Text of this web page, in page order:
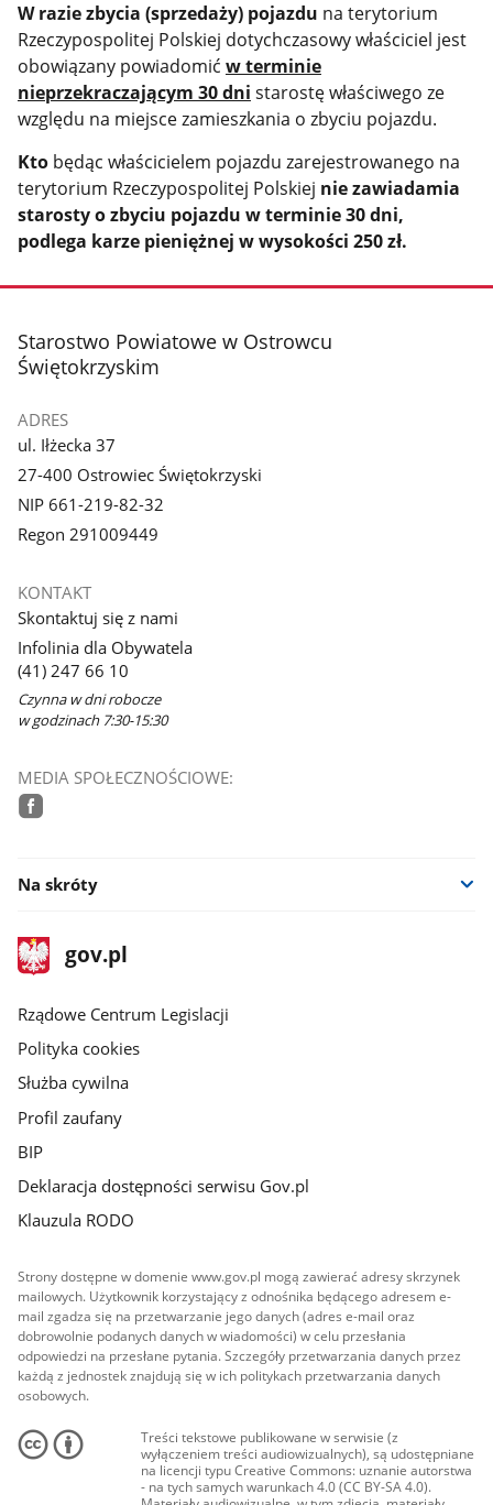
W razie zbycia (sprzedaży) pojazdu na terytorium
Rzeczypospolitej Polskiej dotychczasowy właściciel jest
obowiązany powiadomić w terminie
nieprzekraczającym 30 dni starostę właściwego ze
względu na miejsce zamieszkania o zbyciu pojazdu.
Kto będąc właścicielem pojazdu zarejestrowanego na
terytorium Rzeczypospolitej Polskiej nie zawiadamia
starosty o zbyciu pojazdu w terminie 30 dni,
podlega karze pieniężnej w wysokości 250 zł.
stopka
Starostwo Powiatowe w Ostrowcu
Świętokrzyskim
ADRES
ul. Iłżecka 37
27-400 Ostrowiec Świętokrzyski
NIP 661-219-82-32
Regon 291009449
KONTAKT
Skontaktuj się z nami
Infolinia dla Obywatela
(41) 247 66 10
Czynna w dni robocze
w godzinach 7:30-15:30
MEDIA SPOŁECZNOŚCIOWE:
Na skróty
stopka
gov.plStrona
gov.pl
Rządowe Centrum Legislacji
Polityka cookies
Służba cywilna
Profil zaufany
BIP
Deklaracja dostępności serwisu Gov.pl
Klauzula RODO
Strony dostępne w domenie www.gov.pl mogą zawierać adresy skrzynek
mailowych. Użytkownik korzystający z odnośnika będącego adresem e-
mail zgadza się na przetwarzanie jego danych (adres e-mail oraz
dobrowolnie podanych danych w wiadomości) w celu przesłania
odpowiedzi na przesłane pytania. Szczegóły przetwarzania danych przez
każdą z jednostek znajdują się w ich politykach przetwarzania danych
osobowych.
Treści tekstowe publikowane w serwisie (z
wyłączeniem treści audiowizualnych), są udostępniane
na licencji typu Creative Commons: uznanie autorstwa
- na tych samych warunkach 4.0 (CC BY-SA 4.0).